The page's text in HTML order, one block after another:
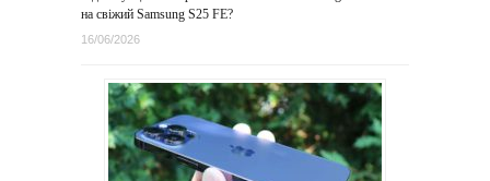
на свіжий Samsung S25 FE?
16/06/2026